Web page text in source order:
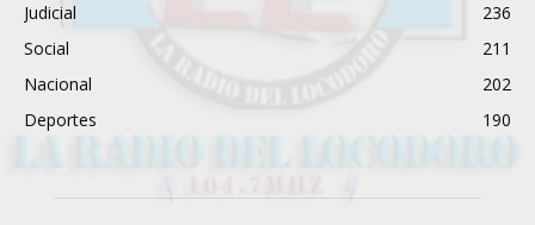
Judicial
236
Social
211
Nacional
202
Deportes
190